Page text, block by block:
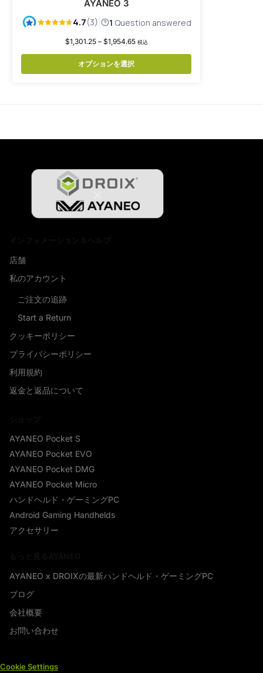
AYANEO 3
$1,301.25 – $1,954.65 税込
オプションを選択
店舗
私のアカウント
ご注文の追跡
Start a Return
クッキーポリシー
プライバシーポリシー
利用規約
返金と返品について
AYANEO Pocket S
AYANEO Pocket EVO
AYANEO Pocket DMG
AYANEO Pocket Micro
ハンドヘルド・ゲーミングPC
Android Gaming Handhelds
アクセサリー
AYANEO x DROIXの最新ハンドヘルド・ゲーミングPC
ブログ
会社概要
お問い合わせ
Cookie Settings